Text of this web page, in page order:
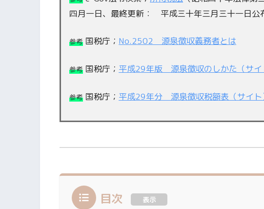
四月一日、最終更新： 平成三十年三月三十一日公
参考 国税庁； No.2502 源泉徴収義務者とは
参考 国税庁； 平成29年版 源泉徴収のしかた（サイ
参考 国税庁； 平成29年分 源泉徴収税額表（サイト
目次 表示